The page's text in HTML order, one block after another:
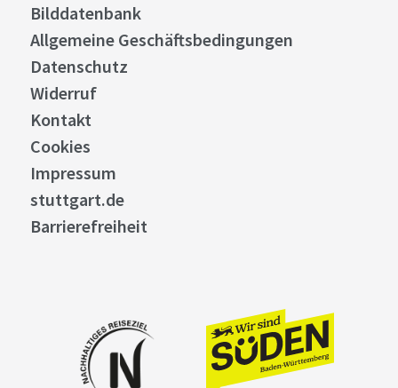
Bilddatenbank
Allgemeine Geschäftsbedingungen
Datenschutz
Widerruf
Kontakt
Cookies
Impressum
stuttgart.de
Barrierefreiheit